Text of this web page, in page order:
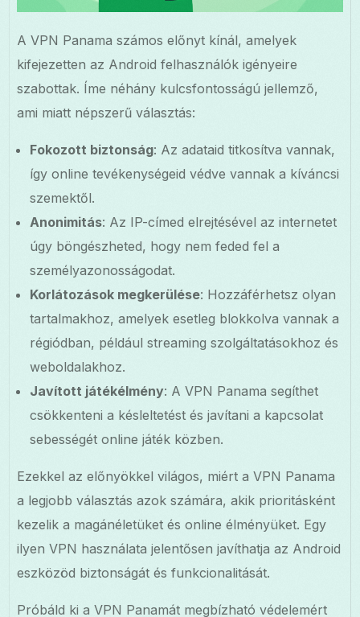
A VPN Panama számos előnyt kínál, amelyek
kifejezetten az Android felhasználók igényeire
szabottak. Íme néhány kulcsfontosságú jellemző,
ami miatt népszerű választás:
Fokozott biztonság: Az adataid titkosítva vannak,
így online tevékenységeid védve vannak a kíváncsi
szemektől.
Anonimitás: Az IP-címed elrejtésével az internetet
úgy böngészheted, hogy nem feded fel a
személyazonosságodat.
Korlátozások megkerülése: Hozzáférhetsz olyan
tartalmakhoz, amelyek esetleg blokkolva vannak a
régiódban, például streaming szolgáltatásokhoz és
weboldalakhoz.
Javított játékélmény: A VPN Panama segíthet
csökkenteni a késleltetést és javítani a kapcsolat
sebességét online játék közben.
Ezekkel az előnyökkel világos, miért a VPN Panama
a legjobb választás azok számára, akik prioritásként
kezelik a magánéletüket és online élményüket. Egy
ilyen VPN használata jelentősen javíthatja az Android
eszközöd biztonságát és funkcionalitását.
Próbáld ki a VPN Panamát megbízható védelemért